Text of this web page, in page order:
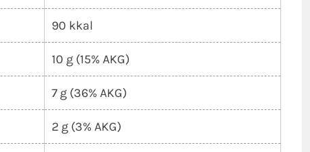
90 kkal
10 g (15% AKG)
7 g (36% AKG)
2 g (3% AKG)